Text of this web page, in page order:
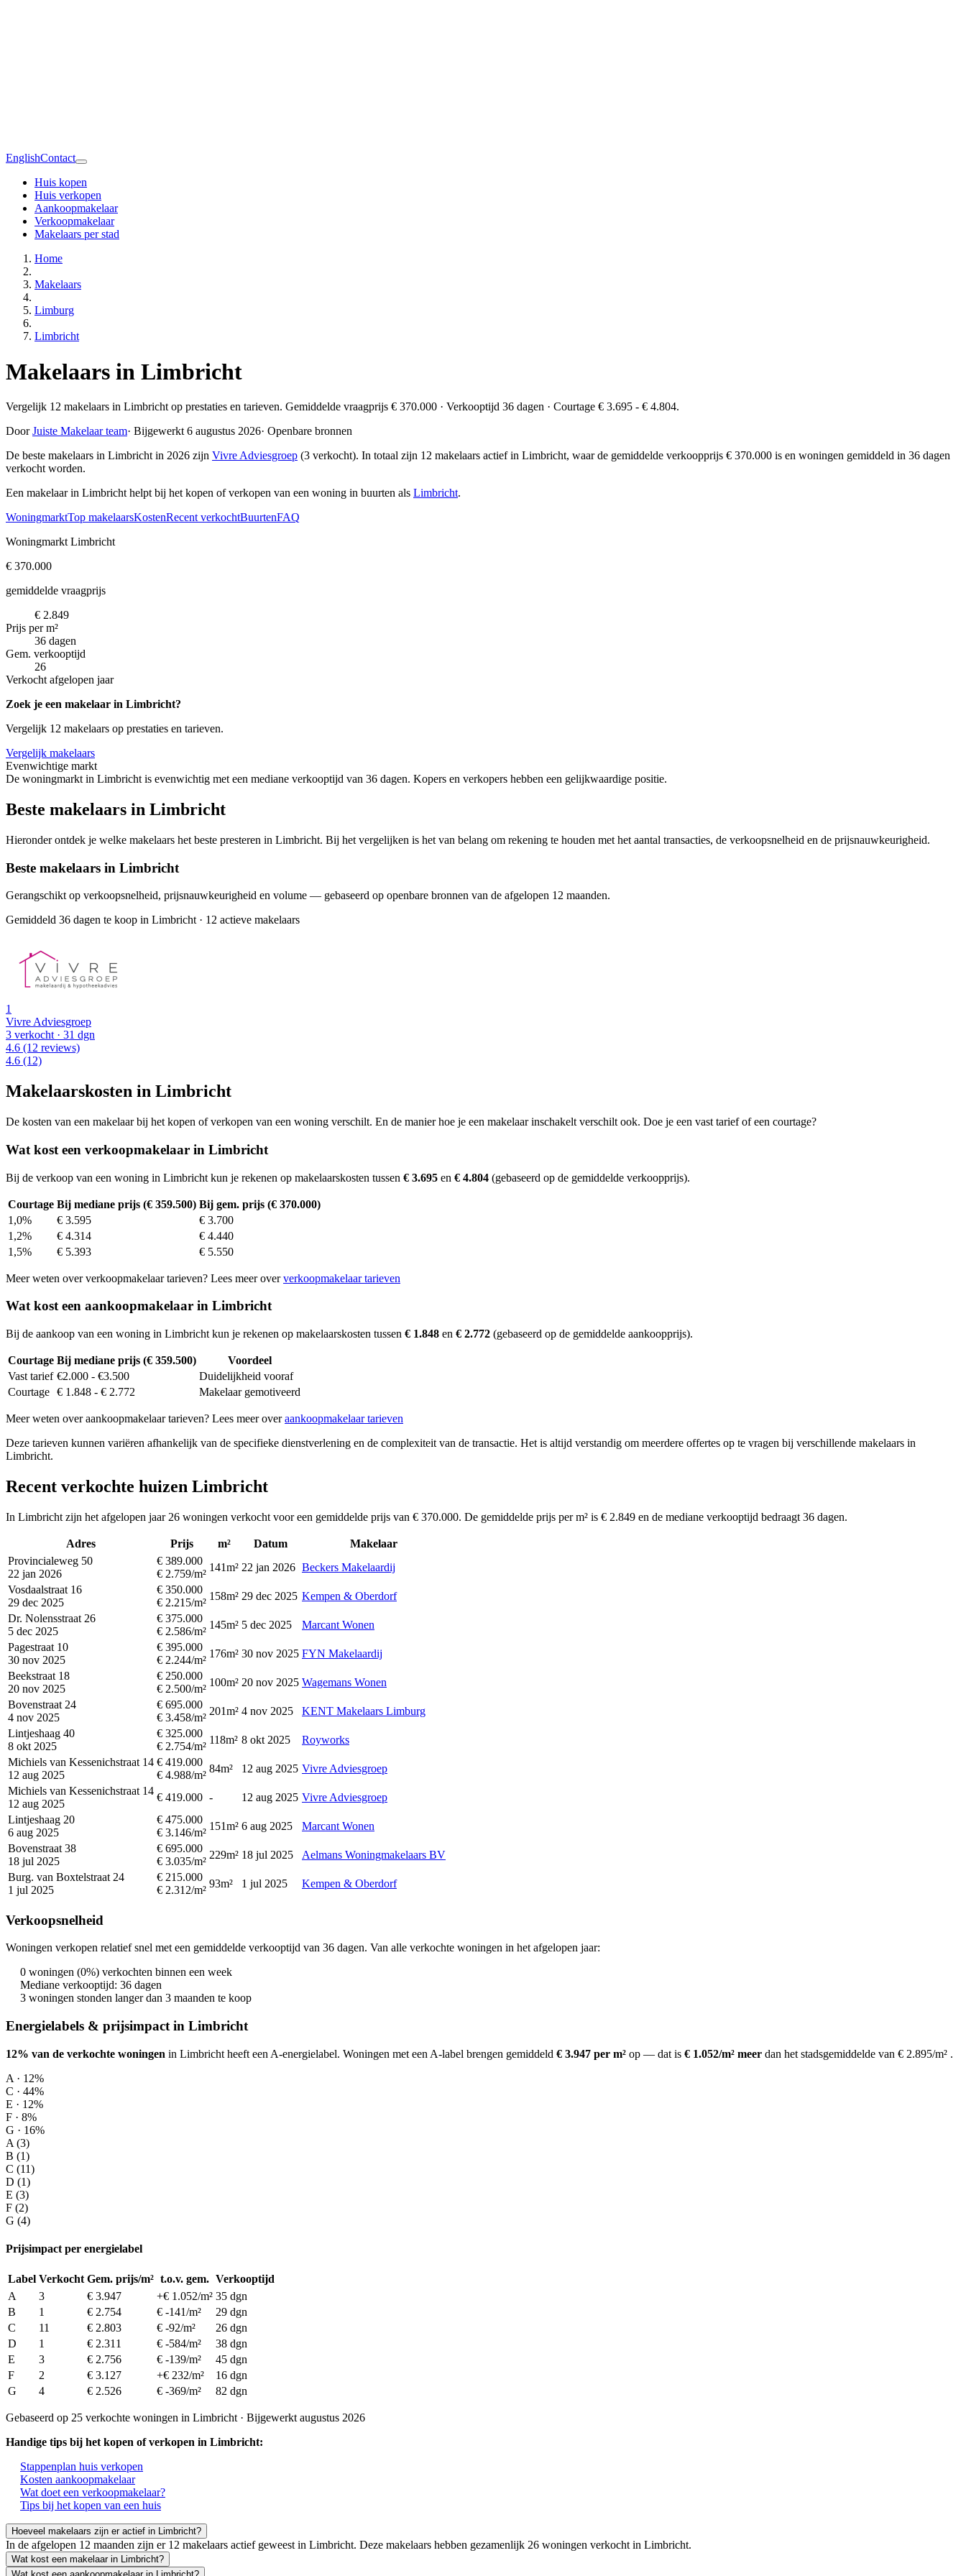
EnglishContact
Huis kopen
Huis verkopen
Aankoopmakelaar
Verkoopmakelaar
Makelaars per stad
Home
Makelaars
Limburg
Limbricht
Makelaars in Limbricht
Vergelijk 12 makelaars in Limbricht op prestaties en tarieven. Gemiddelde vraagprijs € 370.000 · Verkooptijd 36 dagen · Courtage € 3.695 - € 4.804.
DoorJuiste Makelaar team· Bijgewerkt 6 augustus 2026· Openbare bronnen
De beste makelaars in Limbricht in 2026 zijn Vivre Adviesgroep (3 verkocht). In totaal zijn 12 makelaars actief in Limbricht, waar de gemiddelde verkoopprijs € 370.000 is en woningen gemiddeld in 36 dagen
verkocht worden.
Een makelaar in Limbricht helpt bij het kopen of verkopen van een woning in buurten als Limbricht.
WoningmarktTop makelaarsKostenRecent verkochtBuurtenFAQ
Woningmarkt Limbricht
€ 370.000
gemiddelde vraagprijs
€ 2.849
Prijs per m²
36 dagen
Gem. verkooptijd
26
Verkocht afgelopen jaar
Zoek je een makelaar in Limbricht?
Vergelijk 12 makelaars op prestaties en tarieven.
Vergelijk makelaars
Evenwichtige markt
De woningmarkt in Limbricht is evenwichtig met een mediane verkooptijd van 36 dagen. Kopers en verkopers hebben een gelijkwaardige positie.
Beste makelaars in Limbricht
Hieronder ontdek je welke makelaars het beste presteren in Limbricht. Bij het vergelijken is het van belang om rekening te houden met het aantal transacties, de verkoopsnelheid en de prijsnauwkeurigheid.
Beste makelaars in Limbricht
Gerangschikt op verkoopsnelheid, prijsnauwkeurigheid en volume — gebaseerd op openbare bronnen van de afgelopen 12 maanden.
Gemiddeld 36 dagen te koop in Limbricht · 12 actieve makelaars
1
Vivre Adviesgroep
3 verkocht · 31 dgn
4.6 (12 reviews)
4.6 (12)
Makelaarskosten in Limbricht
De kosten van een makelaar bij het kopen of verkopen van een woning verschilt. En de manier hoe je een makelaar inschakelt verschilt ook. Doe je een vast tarief of een courtage?
Wat kost een verkoopmakelaar in Limbricht
Bij de verkoop van een woning in Limbricht kun je rekenen op makelaarskosten tussen € 3.695 en € 4.804 (gebaseerd op de gemiddelde verkoopprijs).
Courtage Bij mediane prijs (€ 359.500) Bij gem. prijs (€ 370.000)
1,0%
€ 3.595
€ 3.700
1,2%
€ 4.314
€ 4.440
1,5%
€ 5.393 € 5.550
Meer weten over verkoopmakelaar tarieven? Lees meer oververkoopmakelaar tarieven
Wat kost een aankoopmakelaar in Limbricht
Bij de aankoop van een woning in Limbricht kun je rekenen op makelaarskosten tussen € 1.848 en € 2.772 (gebaseerd op de gemiddelde aankoopprijs).
Courtage Bij mediane prijs (€ 359.500)
Voordeel
Vast tarief €2.000 - €3.500
Duidelijkheid vooraf
Courtage € 1.848 - € 2.772 Makelaar gemotiveerd
Meer weten over aankoopmakelaar tarieven? Lees meer overaankoopmakelaar tarieven
Deze tarieven kunnen variëren afhankelijk van de specifieke dienstverlening en de complexiteit van de transactie. Het is altijd verstandig om meerdere offertes op te vragen bij verschillende makelaars in
Limbricht.
Recent verkochte huizen Limbricht
In Limbricht zijn het afgelopen jaar 26 woningen verkocht voor een gemiddelde prijs van € 370.000. De gemiddelde prijs per m² is € 2.849 en de mediane verkooptijd bedraagt 36 dagen.
Adres Prijs m² Datum
Makelaar
Provincialeweg 50
22 jan 2026
€ 389.000
€ 2.759/m²
141m² 22 jan 2026 Beckers Makelaardij
Vosdaalstraat 16
29 dec 2025
€ 350.000
€ 2.215/m²
158m² 29 dec 2025 Kempen & Oberdorf
Dr. Nolensstraat 26
5 dec 2025
€ 375.000
€ 2.586/m²
145m² 5 dec 2025
Marcant Wonen
Pagestraat 10
30 nov 2025
€ 395.000
€ 2.244/m²
176m² 30 nov 2025 FYN Makelaardij
Beekstraat 18
20 nov 2025
€ 250.000
€ 2.500/m²
100m² 20 nov 2025 Wagemans Wonen
Bovenstraat 24
4 nov 2025
€ 695.000
€ 3.458/m²
201m² 4 nov 2025
KENT Makelaars Limburg
Lintjeshaag 40
8 okt 2025
€ 325.000
€ 2.754/m²
118m² 8 okt 2025
Royworks
Michiels van Kessenichstraat 14
12 aug 2025
€ 419.000
€ 4.988/m²
84m² 12 aug 2025 Vivre Adviesgroep
Michiels van Kessenichstraat 14
12 aug 2025
€ 419.000 - 12 aug 2025 Vivre Adviesgroep
Lintjeshaag 20
6 aug 2025
€ 475.000
€ 3.146/m²
151m² 6 aug 2025
Marcant Wonen
Bovenstraat 38
18 jul 2025
€ 695.000
€ 3.035/m²
229m² 18 jul 2025
Aelmans Woningmakelaars BV
Burg. van Boxtelstraat 24
1 jul 2025
€ 215.000
€ 2.312/m²
93m² 1 jul 2025 Kempen & Oberdorf
Verkoopsnelheid
Woningen verkopen relatief snel met een gemiddelde verkooptijd van 36 dagen. Van alle verkochte woningen in het afgelopen jaar:
0 woningen (0%) verkochten binnen een week
Mediane verkooptijd: 36 dagen
3 woningen stonden langer dan 3 maanden te koop
Energielabels & prijsimpact in Limbricht
12% van de verkochte woningen in Limbricht heeft een A-energielabel. Woningen met een A-label brengen gemiddeld € 3.947 per m² op — dat is € 1.052/m² meer dan het stadsgemiddelde van € 2.895/m² .
A · 12%
C · 44%
E · 12%
F · 8%
G · 16%
A (3)
B (1)
C (11)
D (1)
E (3)
F (2)
G (4)
Prijsimpact per energielabel
Label Verkocht Gem. prijs/m² t.o.v. gem. Verkooptijd
A
3 € 3.947 +€ 1.052/m² 35 dgn
B
1 € 2.754 € -141/m²
29 dgn
C
11 € 2.803 € -92/m²
26 dgn
D
1 € 2.311 € -584/m²
38 dgn
E
3 € 2.756 € -139/m²
45 dgn
F
2 € 3.127 +€ 232/m²
16 dgn
G
4 € 2.526 € -369/m² 82 dgn
Gebaseerd op 25 verkochte woningen in Limbricht · Bijgewerkt augustus 2026
Handige tips bij het kopen of verkopen in Limbricht:
Stappenplan huis verkopen
Kosten aankoopmakelaar
Wat doet een verkoopmakelaar?
Tips bij het kopen van een huis
Hoeveel makelaars zijn er actief in Limbricht?
In de afgelopen 12 maanden zijn er 12 makelaars actief geweest in Limbricht. Deze makelaars hebben gezamenlijk 26 woningen verkocht in Limbricht.
Wat kost een makelaar in Limbricht?